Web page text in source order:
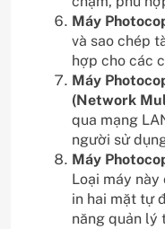
Máy
và sao chép
hợp cho các
Máy
(Network
qua mạng
người sử
Máy
Loại máy
in hai mặt tự
năng quản lý